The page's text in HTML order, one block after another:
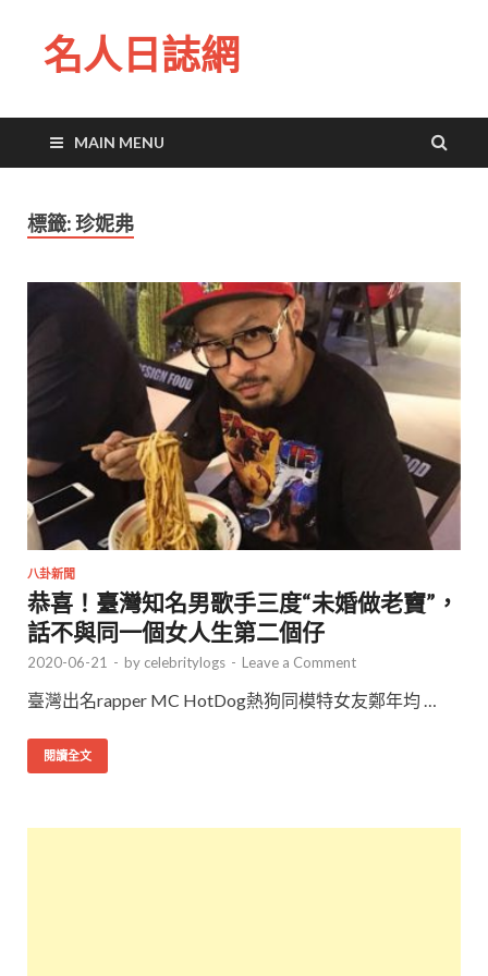
名人日誌網
MAIN MENU
標籤: 珍妮弗
八卦新聞
恭喜！臺灣知名男歌手三度“未婚做老竇”，
話不與同一個女人生第二個仔
2020-06-21 - by celebritylogs - Leave a Comment
臺灣出名rapper MC HotDog熱狗同模特女友鄭年均 …
閱讀全文